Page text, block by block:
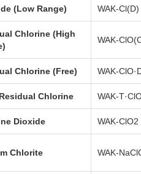
(Low Range) WAK-Cl(D)
Chlorine (High
WAK-
Chlorine (Free) WAK-
Chlorine WAK-
Dioxide WAK-ClO2
Chlorite WAK-